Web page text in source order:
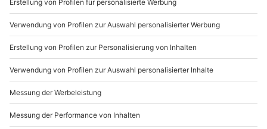
Mo-Fr: 9-17 Uhr
b2b@mydays.de
www.b2b.mydays.de/
Artikelnummer: 54206